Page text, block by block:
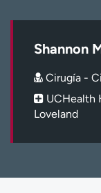
Inicie sesión en
Shannon
Cirugía -
UCHealth
Loveland